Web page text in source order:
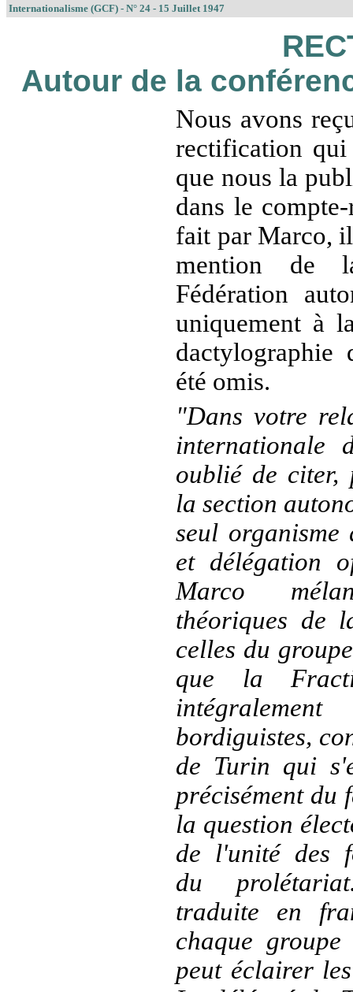
Internationalisme (GCF) - N° 24 - 15 Juillet 1947
Autour de la
Nous avons
rectification
que nous la
dans le
fait par Marco,
mention de
Fédération
uniquement à
dactylographie
été omis.
"Dans votre
internationale
oublié de citer,
la section
seul organisme
et délégation
Marco
théoriques de
celles du
que la
bordiguistes,
de Turin qui
précisément du
la question
de l'unité des
du
traduite en
chaque
peut éclairer